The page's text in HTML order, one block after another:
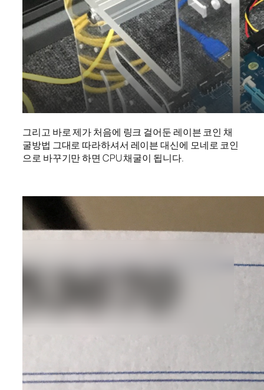
그리고 바로 제가 처음에 링크 걸어둔 레이븐 코인 채
굴방법 그대로 따라하셔서 레이븐 대신에 모네로 코인
으로 바꾸기만 하면 CPU 채굴이 됩니다.